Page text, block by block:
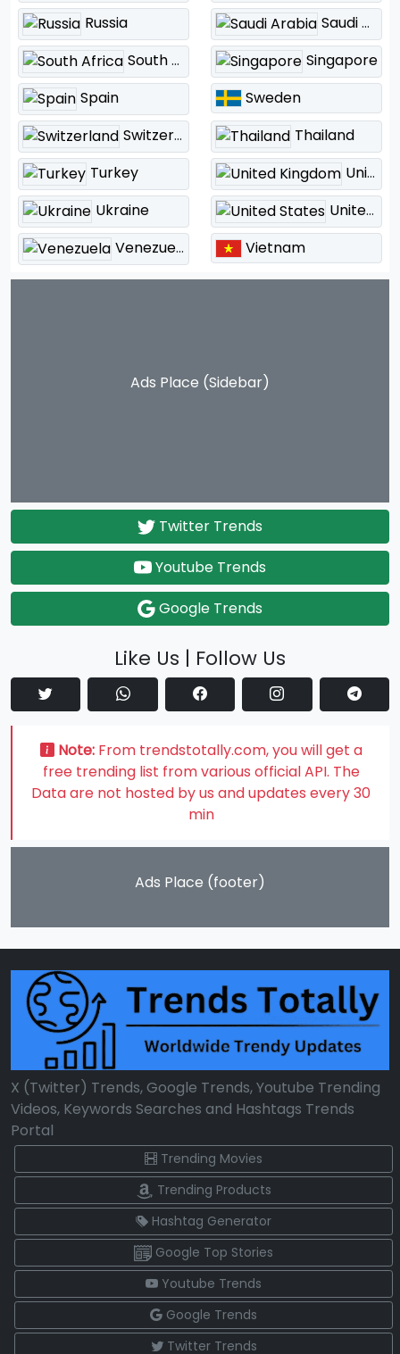
Russia
Saudi Arabia
South Africa
Singapore
Spain
Sweden
Switzerland
Thailand
Turkey
United Kingdom
Ukraine
United States
Venezuela
Vietnam
Ads Place (Sidebar)
Twitter Trends
Youtube Trends
Google Trends
Like Us | Follow Us
Note: From trendstotally.com, you will get a
free trending list from various official API. The
Data are not hosted by us and updates every 30
min
Ads Place (footer)
X (Twitter) Trends, Google Trends, Youtube Trending
Videos, Keywords Searches and Hashtags Trends
Portal
Trending Movies
Trending Products
Hashtag Generator
Google Top Stories
Youtube Trends
Google Trends
Twitter Trends